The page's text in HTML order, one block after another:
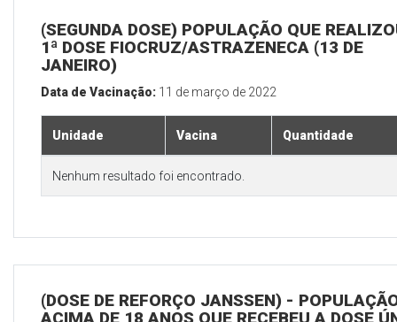
(SEGUNDA DOSE) POPULAÇÃO QUE
1ª DOSE FIOCRUZ/ASTRAZENECA (13 DE
JANEIRO)
Data de Vacinação: 11 de março de 2022
Unidade Vacina Quantidade
Nenhum resultado foi encontrado.
(DOSE DE REFORÇO JANSSEN) -